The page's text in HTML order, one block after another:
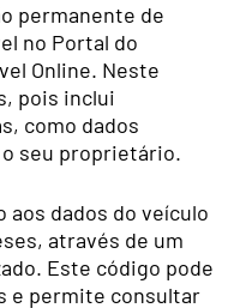
permanente de
no Portal do
Online. Neste
pois inclui
como dados
seu proprietário.
aos dados do veículo
através de um
Este código pode
e permite consultar